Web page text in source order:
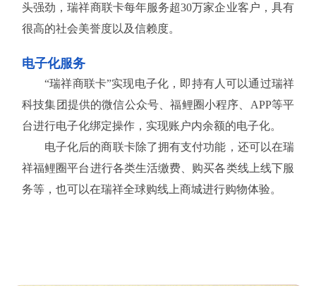
头强劲，瑞祥商联卡每年服务超30万家企业客户，具有
很高的社会美誉度以及信赖度。
电子化服务
“瑞祥商联卡”实现电子化，即持有人可以通过瑞祥
科技集团提供的微信公众号、福鲤圈小程序、APP等平
台进行电子化绑定操作，实现账户内余额的电子化。
电子化后的商联卡除了拥有支付功能，还可以在瑞
祥福鲤圈平台进行各类生活缴费、购买各类线上线下服
务等，也可以在瑞祥全球购线上商城进行购物体验。